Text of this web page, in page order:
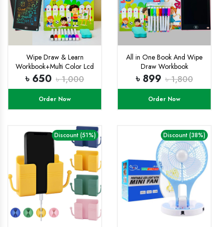
Wipe Draw & Learn
Workbook+Multi Color Lcd
Tab Combo
৳ 650 ৳ 1,000
Order Now
All in One Book And Wipe
Draw Workbook
Combo+8.5 inchi multi
color Lcd Tab
৳ 899 ৳ 1,800
Order Now
Discount (51%) Discount (38%)